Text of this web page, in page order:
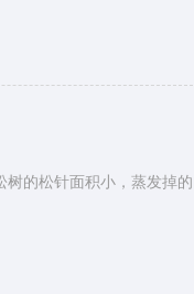
树的松针面积小，蒸发掉的